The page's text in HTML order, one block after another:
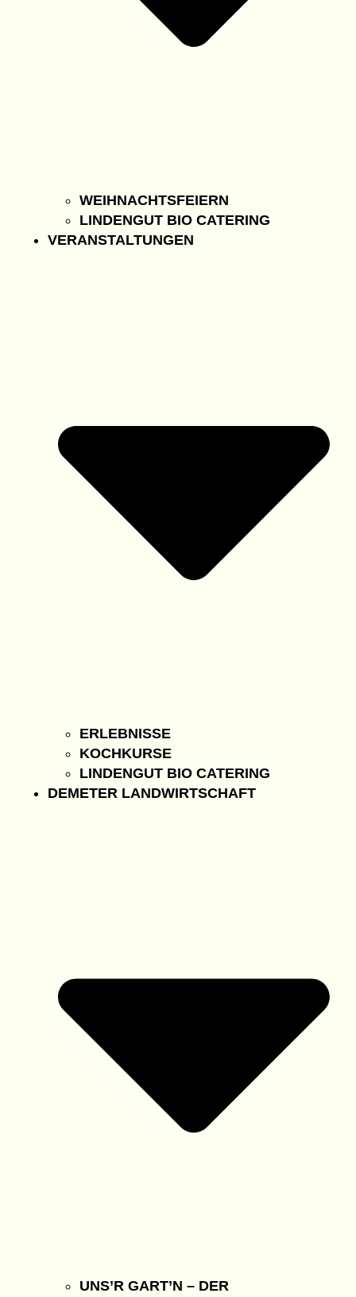
WEIHNACHTSFEIERN
LINDENGUT BIO CATERING
VERANSTALTUNGEN
ERLEBNISSE
KOCHKURSE
LINDENGUT BIO CATERING
DEMETER LANDWIRTSCHAFT
UNS’R GART’N – DER